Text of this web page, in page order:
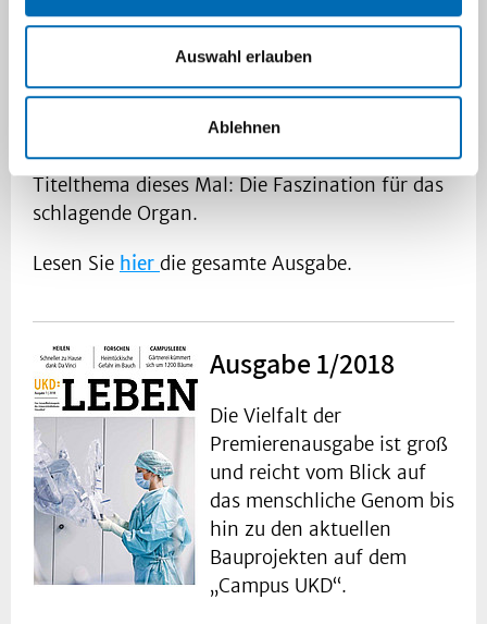
Auswahl erlauben
Ablehnen
Hornhauttransplantationen in der Augenklinik
unserer UKD:Leben bietet wieder einen Blick
hinter die Kulissen von Düsseldorfs größtem
Krankenhaus.
Titelthema dieses Mal: Die Faszination für das
schlagende Organ.
Lesen Sie hier die gesamte Ausgabe.
Ausgabe 1/2018
Die Vielfalt der
Premierenausgabe ist groß
und reicht vom Blick auf
das menschliche Genom bis
hin zu den aktuellen
Bauprojekten auf dem
„Campus UKD“.